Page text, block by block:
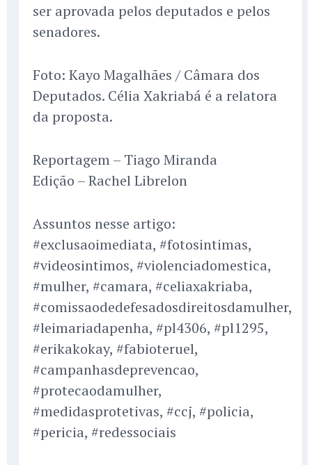
ser aprovada pelos deputados e pelos
senadores.
Foto: Kayo Magalhães / Câmara dos
Deputados. Célia Xakriabá é a relatora
da proposta.
Reportagem – Tiago Miranda
Edição – Rachel Librelon
Assuntos nesse artigo:
#exclusaoimediata, #fotosintimas,
#videosintimos, #violenciadomestica,
#mulher, #camara, #celiaxakriaba,
#comissaodedefesadosdireitosdamulher,
#leimariadapenha, #pl4306, #pl1295,
#erikakokay, #fabioteruel,
#campanhasdeprevencao,
#protecaodamulher,
#medidasprotetivas, #ccj, #policia,
#pericia, #redessociais